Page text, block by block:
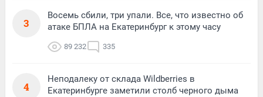
3
Восемь сбили, три упали. Все, что известно об
атаке БПЛА на Екатеринбург к этому часу
89 232 335
4
Неподалеку от склада Wildberries в
Екатеринбурге заметили столб черного дыма